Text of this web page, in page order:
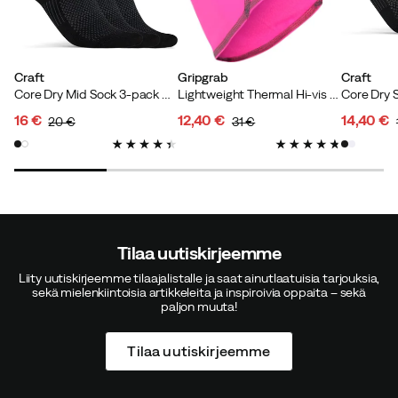
Väri: White
1 vuosi sitten Vahvistettu ostaja
Verified by Trustvoice
Craft
discounted
16 €
original
20 €
Gripgrab
12,40 € 31 €
Craft
14,40 €
original
Tilaa uutiskirjeemme
Liity uutiskirjeemme tilaajalistalle ja saat ainutlaatuisia tarjouksia,
sekä mielenkiintoisia artikkeleita ja inspiroivia oppaita – sekä
paljon muuta!
Tilaa uutiskirjeemme